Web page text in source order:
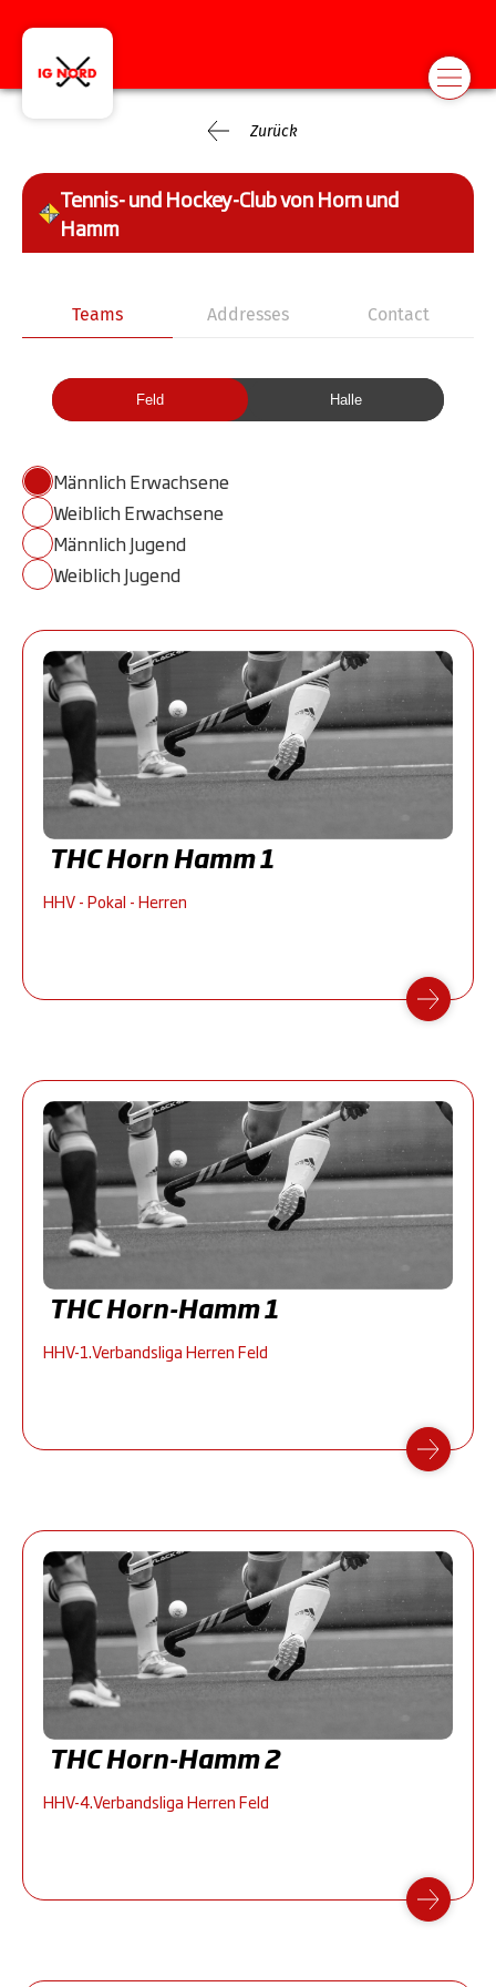
Zurück
Tennis- und Hockey-Club von Horn und
Hamm
Teams Addresses Contact
Feld Halle
Männlich Erwachsene
Weiblich Erwachsene
Männlich Jugend
Weiblich Jugend
THC Horn Hamm 1
HHV - Pokal - Herren
THC Horn-Hamm 1
HHV-1.Verbandsliga Herren Feld
THC Horn-Hamm 2
HHV-4.Verbandsliga Herren Feld